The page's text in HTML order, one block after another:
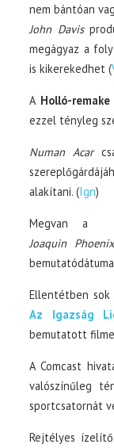
nem bántóan
John Davis
megágyaz a
is kikerekedhet (
A Holló-remake
ezzel tényleg
Numan Acar
alakítani. (Ign)
Megvan a
Joaquin
Ellentétben
Az Igazság
bemutatott
A Comcast
valószínűleg
sportcsatornát
Rejtélyes